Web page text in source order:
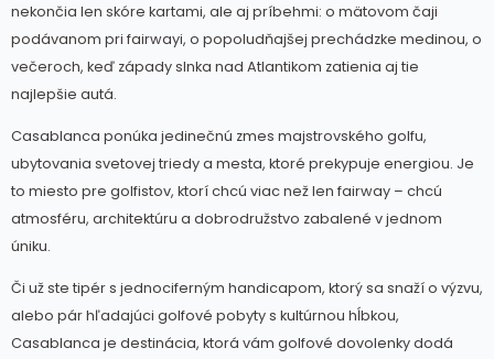
nekončia len skóre kartami, ale aj príbehmi: o mätovom čaji
podávanom pri fairwayi, o popoludňajšej prechádzke medinou, o
večeroch, keď západy slnka nad Atlantikom zatienia aj tie
najlepšie autá.
Casablanca ponúka jedinečnú zmes majstrovského golfu,
ubytovania svetovej triedy a mesta, ktoré prekypuje energiou. Je
to miesto pre golfistov, ktorí chcú viac než len fairway – chcú
atmosféru, architektúru a dobrodružstvo zabalené v jednom
úniku.
Či už ste tipér s jednociferným handicapom, ktorý sa snaží o výzvu,
alebo pár hľadajúci golfové pobyty s kultúrnou hĺbkou,
Casablanca je destinácia, ktorá vám golfové dovolenky dodá